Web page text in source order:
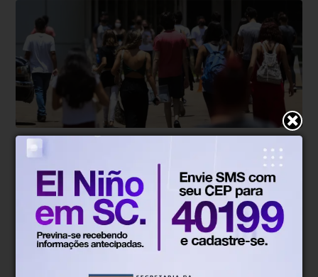
Educação
Enade: prazo de recurso para
atendimento especial termina nesta
sexta
Aplicação da prova ocorrerá em 29 de novembro em
todo o país